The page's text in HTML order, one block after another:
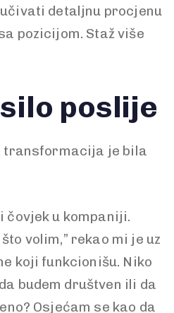
detaljnu procjenu
pozicijom. Staž više
poslije
transformacija je bila
čovjek u kompaniji.
volim,” rekao mi je uz
koji funkcionišu. Niko
budem društven ili da
Osjećam se kao da